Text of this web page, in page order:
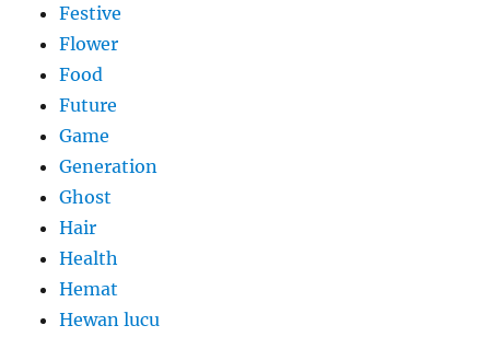
Festive
Flower
Food
Future
Game
Generation
Ghost
Hair
Health
Hemat
Hewan lucu